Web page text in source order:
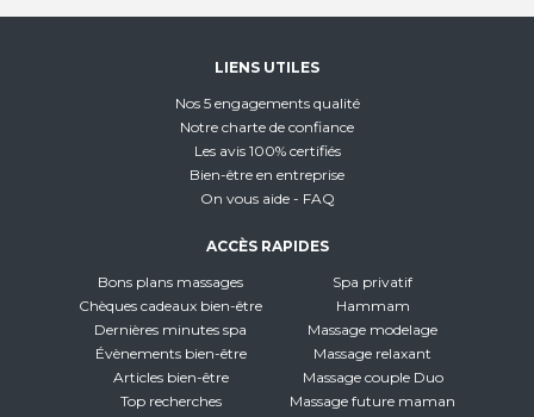
LIENS UTILES
Nos 5 engagements qualité
Notre charte de confiance
Les avis 100% certifiés
Bien-être en entreprise
On vous aide - FAQ
ACCÈS RAPIDES
Bons plans massages
Chèques cadeaux bien-être
Dernières minutes spa
Évènements bien-être
Articles bien-être
Top recherches
Spa privatif
Hammam
Massage modelage
Massage relaxant
Massage couple Duo
Massage future maman